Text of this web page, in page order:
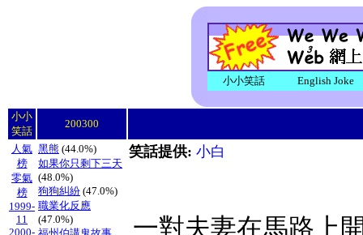
小小笑話 English Joke
小小
笑話
200300
人氣
榜
零氣
榜
1999-
11
2000-
黑熊 (44.0%)
如果你只剩下三天
(48.0%)
狗狗糾紛 (47.0%)
職業化反應
(47.0%)
笑話提供: 小白
一對夫妻在馬路上